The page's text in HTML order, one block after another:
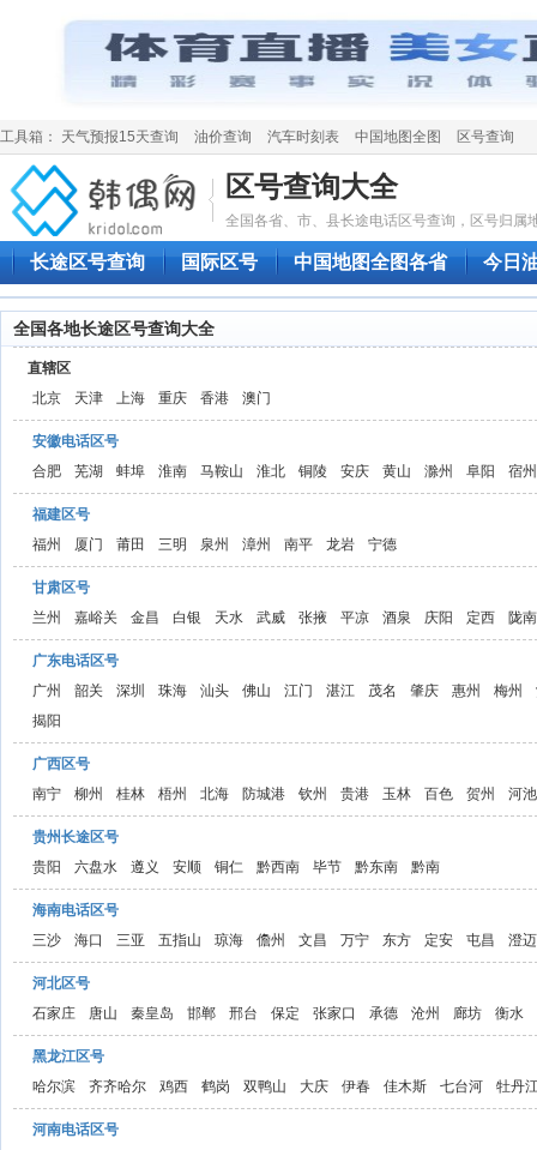
工具箱： 天气预报15天查询 油价查询 汽车时刻表 中国地图全图 区号查询
区号查询大全
全国各省、市、县长途电话区号查询，区号归属
长途区号查询 国际区号 中国地图全图各省 今日
全国各地长途区号查询大全
直辖区
北京
天津 上海 重庆 香港 澳门
安徽电话区号
合肥
芜湖 蚌埠 淮南 马鞍山 淮北 铜陵 安庆 黄山 滁州 阜阳 宿州
福建区号
福州
厦门 莆田 三明 泉州 漳州 南平 龙岩 宁德
甘肃区号
兰州
嘉峪关 金昌 白银 天水 武威 张掖 平凉 酒泉 庆阳 定西 陇南
广东电话区号
广州
韶关 深圳 珠海 汕头 佛山 江门 湛江 茂名 肇庆 惠州 梅州
揭阳
广西区号
南宁
柳州 桂林 梧州 北海 防城港 钦州 贵港 玉林 百色 贺州 河池
贵州长途区号
贵阳
六盘水 遵义 安顺 铜仁 黔西南 毕节 黔东南 黔南
海南电话区号
三沙
海口 三亚 五指山 琼海 儋州 文昌 万宁 东方 定安 屯昌 澄迈
河北区号
石家庄
唐山 秦皇岛 邯郸 邢台 保定 张家口 承德 沧州 廊坊 衡水
黑龙江区号
哈尔滨
齐齐哈尔 鸡西 鹤岗 双鸭山 大庆 伊春 佳木斯 七台河 牡丹
河南电话区号